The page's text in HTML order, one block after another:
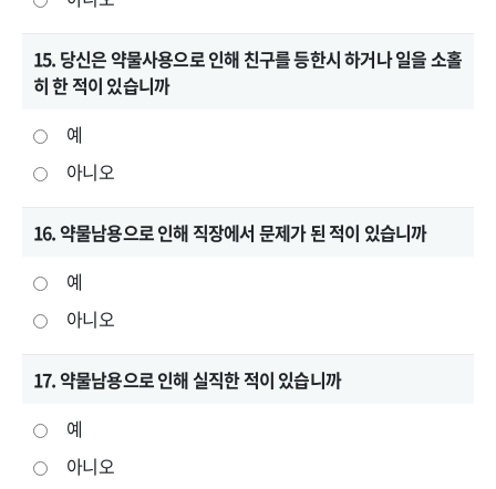
15. 당신은 약물사용으로 인해 친구를 등한시 하거나 일을 소홀
히 한 적이 있습니까
예
아니오
16. 약물남용으로 인해 직장에서 문제가 된 적이 있습니까
예
아니오
17. 약물남용으로 인해 실직한 적이 있습니까
예
아니오